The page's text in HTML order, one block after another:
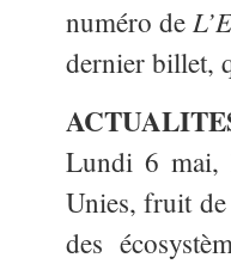
numéro de
dernier billet,
Lundi 6 mai,
Unies, fruit de
des